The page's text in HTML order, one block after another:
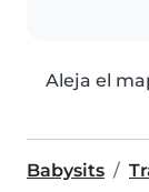
Aleja el
Babysits